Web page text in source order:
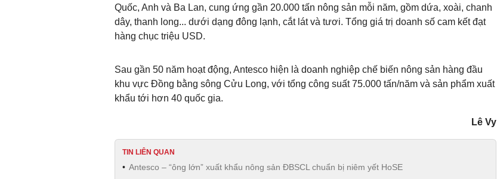
Quốc, Anh và Ba Lan, cung ứng gần 20.000 tấn nông sản mỗi năm, gồm dứa, xoài, chanh
dây, thanh long... dưới dạng đông lạnh, cắt lát và tươi. Tổng giá trị doanh số cam kết đạt
hàng chục triệu USD.
Sau gần 50 năm hoạt động, Antesco hiện là doanh nghiệp chế biến nông sản hàng đầu
khu vực Đồng bằng sông Cửu Long, với tổng công suất 75.000 tấn/năm và sản phẩm xuất
khẩu tới hơn 40 quốc gia.
Lê Vy
TIN LIÊN QUAN
Antesco – “ông lớn” xuất khẩu nông sản ĐBSCL chuẩn bị niêm yết HoSE